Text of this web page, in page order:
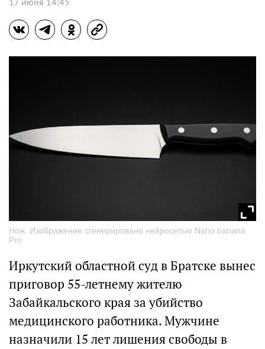
Нож. Изображение сгенерировано нейросетью Nano banana
Pro
Иркутский областной суд в Братске вынес
приговор 55-летнему жителю
Забайкальского края за убийство
медицинского работника. Мужчине
назначили 15 лет лишения свободы в